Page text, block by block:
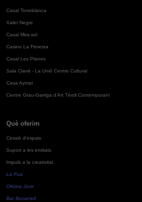
Casal Torreblanca
Xalet Negre
Casal Mira-sol
Casino La Floresta
Casal Les Planes
Sala Clavé - La Unió Centre Cultural
Casa Aymat
Centre Grau-Garriga d'Art Tèxtil Contemporani
Què oferim
Cessió d'espais
Suport a les entitats
Impuls a la creativitat
La Pua
Oficina Jove
Bar Bocamoll